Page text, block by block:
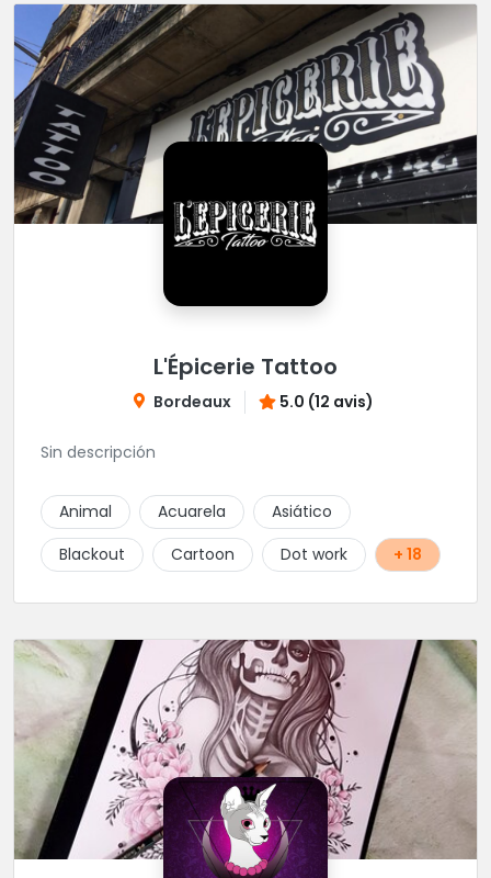
L'Épicerie Tattoo
Bordeaux 5.0 (12 avis)
Sin descripción
Animal Acuarela
Asiático
Blackout
Cartoon Dot work + 18